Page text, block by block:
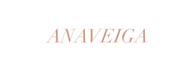
ANAVEIGA